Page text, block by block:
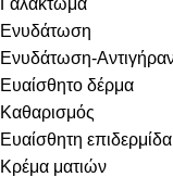
Γαλάκτωμα
Ενυδάτωση
Ενυδάτωση-
Ευαίσθητο δέρμα
Καθαρισμός
Ευαίσθητη επιδερμίδα
Κρέμα ματιών